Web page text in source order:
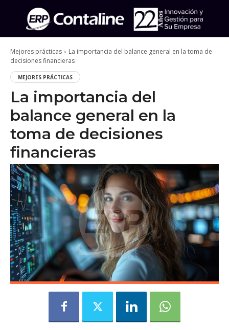
Mejores prácticas
La importancia del balance general en la toma de
decisiones financieras
MEJORES PRÁCTICAS
La importancia del
balance general en la
toma de decisiones
financieras